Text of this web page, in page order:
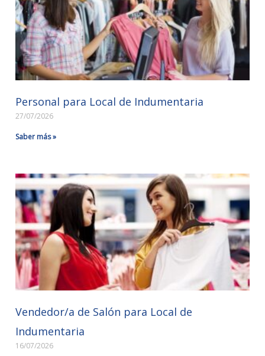
Personal para Local de Indumentaria
27/07/2026
Saber más »
Vendedor/a de Salón para Local de
Indumentaria
16/07/2026